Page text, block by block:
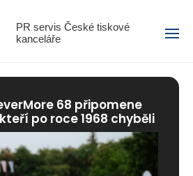
PR servis České tiskové
kanceláře
Menu
68 připomene
po roce 1968 chyběli